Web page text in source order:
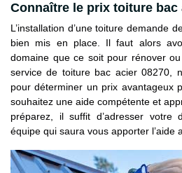
Connaître le prix toiture bac
L’installation d’une toiture demande
bien mis en place. Il faut alors
domaine que ce soit pour rénover ou
service de toiture bac acier 08270,
pour déterminer un prix avantageux
souhaitez une aide compétente et
préparez, il suffit d’adresser votre
équipe qui saura vous apporter l’aide